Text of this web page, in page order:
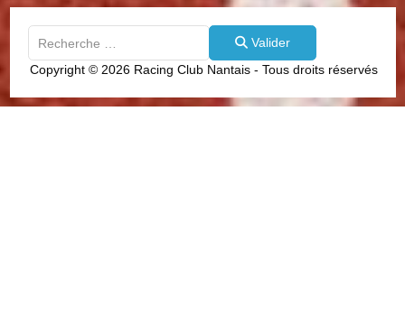
Type 2 or more characters for results.
Valider
Copyright © 2026 Racing Club Nantais - Tous droits réservés